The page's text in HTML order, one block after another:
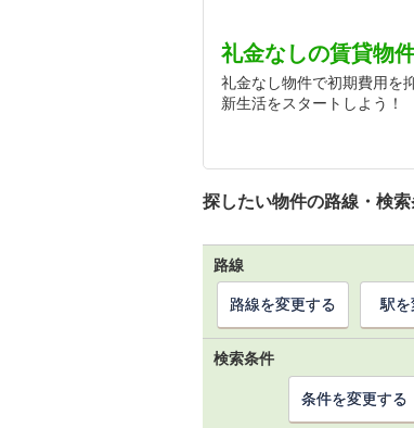
礼金なしの賃貸物
礼金なし物件で初期費用を
新生活をスタートしよう！
探したい物件の路線・検
路線
路線を変更する 駅を
検索条件
条件を変更する